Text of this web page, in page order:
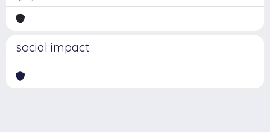
social impact